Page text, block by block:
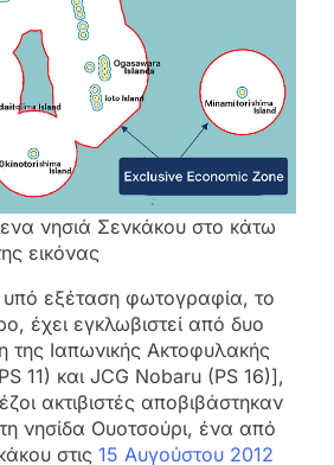
νησιά Σενκάκου στο κάτω
εικόνας
εξέταση φωτογραφία, το
έχει εγκλωβιστεί από δυο
της Ιαπωνικής Ακτοφυλακής
11) και JCG Nobaru (PS 16)],
ακτιβιστές αποβιβάστηκαν
νησίδα Ουοτσούρι, ένα από
στις 15 Αυγούστου 2012